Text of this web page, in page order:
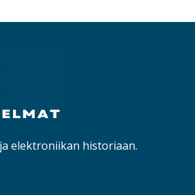
elektroniikan historiaan.